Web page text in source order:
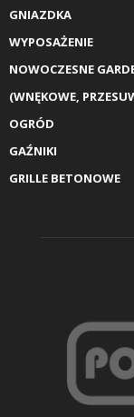
GNIAZDKA
WYPOSAŻENIE
NOWOCZESNE
(WNĘKOWE,
OGRÓD
GAŹNIKI
GRILLE BETONOWE